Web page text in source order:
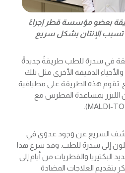
بعضو مؤسسة قطر إجراءً
تسبب الإنتان بشكل سريع
في سدرة للطب طريقةً جديدةً
والأحياء الدقيقة الأخرى مثل تلك
تقوم هذه الطريقة على مطيافية
الليزر بمساعدة المطرس مع
للكشف السريع عن وجود عدوى في
إلى سدرة للطب. وقد سرع هذا
البكتيريا والفطريات من أيام إلى
بتقديم العلاجات المضادة